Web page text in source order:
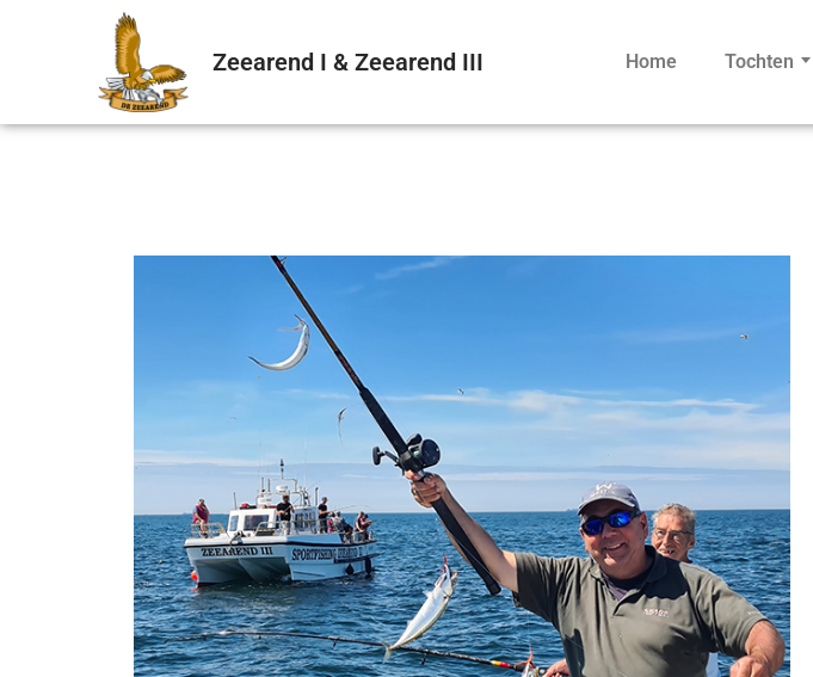
Zeearend I & Zeearend III Home Tochten